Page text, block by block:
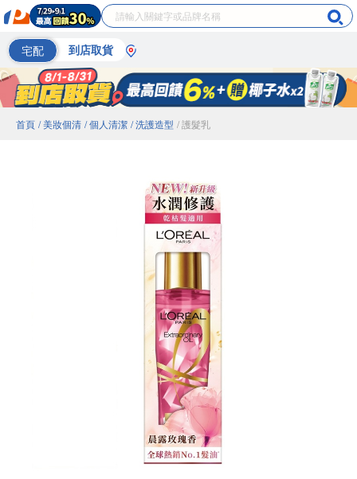
宅配 到店取貨
首頁 / 美妝個清 / 個人清潔 / 洗護造型 / 護髮乳